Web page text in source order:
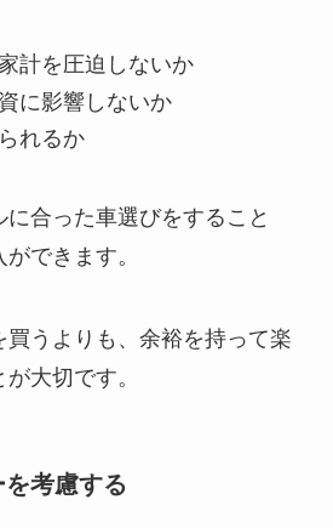
計を圧迫しないか
に影響しないか
れるか
合った車選びをすること
できます。
うよりも、余裕を持って楽
大切です。
考慮する